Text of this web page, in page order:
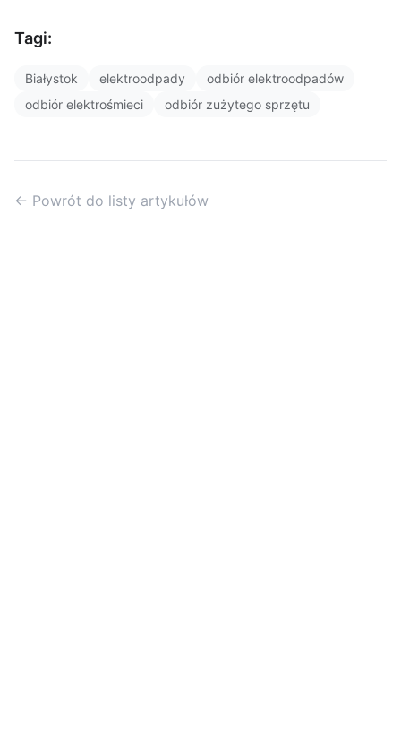
Tagi:
Białystok elektroodpady
odbiór elektroodpadów
odbiór elektrośmieci
odbiór zużytego sprzętu
← Powrót do listy artykułów